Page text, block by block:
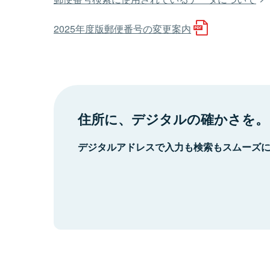
2025年度版郵便番号の変更案内
住所に、デジタルの確かさを。
デジタルアドレスで入力も検索もスムーズ